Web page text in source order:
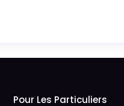
Pour Les Particuliers